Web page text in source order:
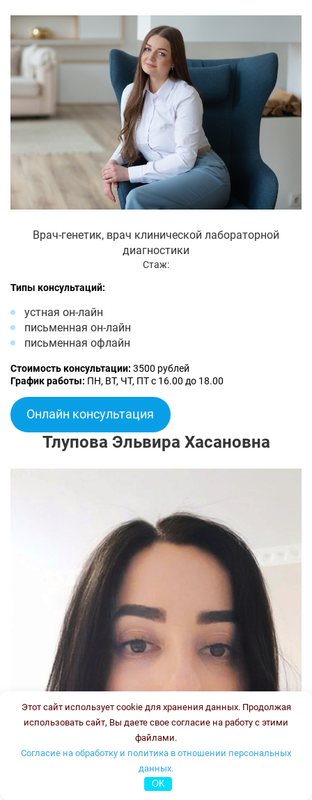
Врач-генетик, врач клинической лабораторной
диагностики
Стаж:
Типы консультаций:
устная он-лайн
письменная он-лайн
письменная офлайн
Стоимость консультации: 3500 рублей
График работы: ПН, ВТ, ЧТ, ПТ с 16.00 до 18.00
Онлайн консультация
Тлупова Эльвира Хасановна
Этот сайт использует cookie для хранения данных. Продолжая
использовать сайт, Вы даете свое согласие на работу с этими
файлами.
Согласие на обработку и политика в отношении персональных
данных.
OK